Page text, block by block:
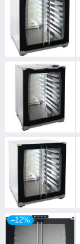
–12%